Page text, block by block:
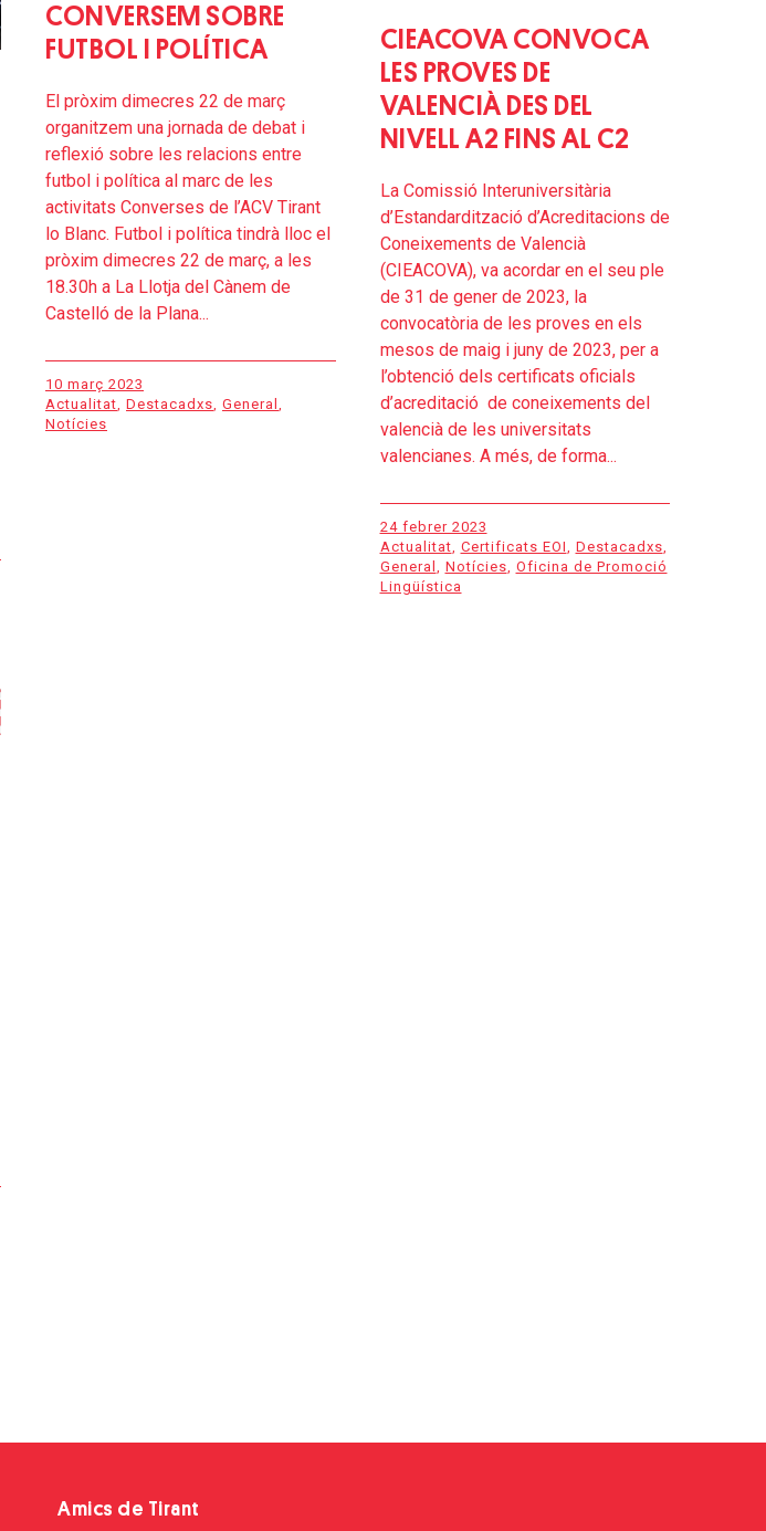
CONVERSEM SOBRE
FUTBOL I POLÍTICA
El pròxim dimecres 22 de març
organitzem una jornada de debat i
reflexió sobre les relacions entre
futbol i política al marc de les
activitats Converses de l’ACV Tirant
lo Blanc. Futbol i política tindrà lloc el
pròxim dimecres 22 de març, a les
18.30h a La Llotja del Cànem de
Castelló de la Plana...
10 març 2023
Actualitat Destacadxs General
Notícies
CIEACOVA CONVOCA
LES PROVES DE
VALENCIÀ DES DEL
NIVELL A2 FINS AL C2
La Comissió Interuniversitària
d’Estandardització d’Acreditacions de
Coneixements de Valencià
(CIEACOVA), va acordar en el seu ple
de 31 de gener de 2023, la
convocatòria de les proves en els
mesos de maig i juny de 2023, per a
l’obtenció dels certificats oficials
d’acreditació de coneixements del
valencià de les universitats
valencianes. A més, de forma...
24 febrer 2023
Actualitat, Certificats EOI, Destacadxs,
General , Notícies, Oficina de Promoció
Lingüística
Amics de Tirant